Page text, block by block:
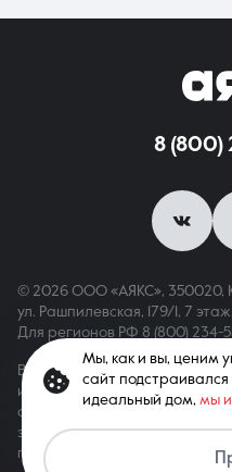
8 (800)
© 2026 ООО «АЯКС», 350020,
ул. Рашпилевская, 179/1, 7 этаж,
Для регионов РФ 8 (800) 234-
Вся информация,
информационный характер и
определяемой положениями
защищены. При копировании
гиперссылка обязательна
Мы, как и вы, ценим
сайт
идеальный дом, мы